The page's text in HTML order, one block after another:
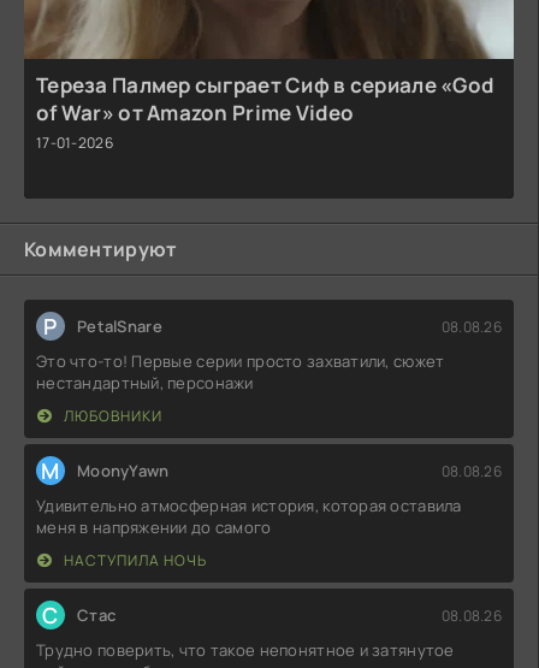
Тереза Палмер сыграет Сиф в сериале «God
of War» от Amazon Prime Video
17-01-2026
Комментируют
P PetalSnare 08.08.26
Это что-то! Первые серии просто захватили, сюжет
нестандартный, персонажи
ЛЮБОВНИКИ
M MoonyYawn 08.08.26
Удивительно атмосферная история, которая оставила
меня в напряжении до самого
НАСТУПИЛА НОЧЬ
С Стас 08.08.26
Трудно поверить, что такое непонятное и затянутое